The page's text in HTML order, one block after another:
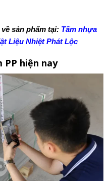
sản phẩm tại: Tấm nhựa
Liệu Nhiệt Phát Lộc
PP hiện nay